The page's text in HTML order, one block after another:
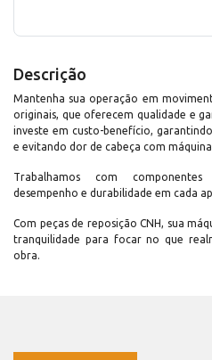
Descrição
Mantenha sua operação em
originais, que oferecem qualidade e
investe em custo-benefício,
e evitando dor de cabeça com
Trabalhamos com
desempenho e durabilidade em cada
Com peças de reposição CNH, sua
tranquilidade para focar no que
obra.